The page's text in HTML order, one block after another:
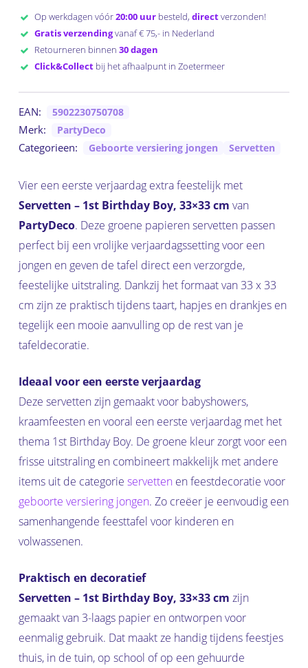
Op werkdagen vóór20:00 uurbesteld, directverzonden!
Gratis verzendingvanaf € 75,- in Nederland
Retourneren binnen 30 dagen
Click&Collectbij het afhaalpunt in Zoetermeer
EAN: 5902230750708
Merk: PartyDeco
Categorieen: Geboorte versiering jongen Servetten
Vier een eerste verjaardag extra feestelijk met
Servetten – 1st Birthday Boy, 33×33 cm van
PartyDeco. Deze groene papieren servetten passen
perfect bij een vrolijke verjaardagssetting voor een
jongen en geven de tafel direct een verzorgde,
feestelijke uitstraling. Dankzij het formaat van 33 x 33
cm zijn ze praktisch tijdens taart, hapjes en drankjes en
tegelijk een mooie aanvulling op de rest van je
tafeldecoratie.
Ideaal voor een eerste verjaardag
Deze servetten zijn gemaakt voor babyshowers,
kraamfeesten en vooral een eerste verjaardag met het
thema 1st Birthday Boy. De groene kleur zorgt voor een
frisse uitstraling en combineert makkelijk met andere
items uit de categorie servettenen feestdecoratie voor
geboorte versiering jongen. Zo creëer je eenvoudig een
samenhangende feesttafel voor kinderen en
volwassenen.
Praktisch en decoratief
Servetten – 1st Birthday Boy, 33×33 cm zijn
gemaakt van 3-laags papier en ontworpen voor
eenmalig gebruik. Dat maakt ze handig tijdens feestjes
thuis, in de tuin, op school of op een gehuurde